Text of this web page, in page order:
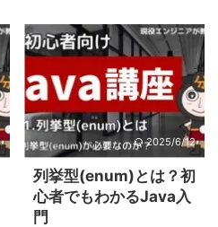
2025/6/12
列挙型(enum)とは？初
心者でもわかるJava入
門